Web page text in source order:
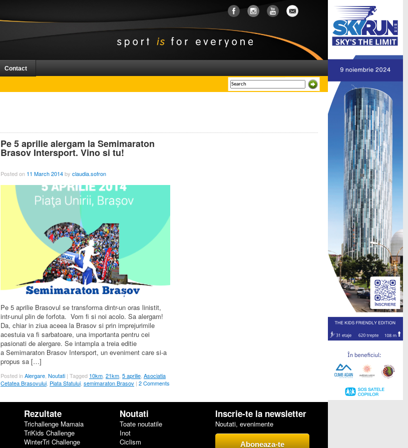
Contact
Pe 5 aprilie alergam la Semimaraton
Brasov Intersport. Vino si tu!
Posted on 11 March 2014by claudia.sofron
Pe 5 aprilie Brasovul se transforma dintr-un oras linistit,
intr-unul plin de forfota. Vom fi si noi acolo. Sa alergam!
Da, chiar in ziua aceea la Brasov si prin imprejurimile
acestuia va fi sarbatoare, una importanta pentru cei
pasionati de alergare. Se intampla a treia editie
a Semimaraton Brasov Intersport, un eveniment care si-a
propus sa […]
Posted inAlergare Noutati | Tagged 10km 21km 5 aprilie Asociatia
Cetatea Brasovului Piata Sfatului semimaraton Brasov | 2 Comments
Rezultate
Trichallenge Mamaia
TriKids Challenge
WinterTri Challenge
Noutati
Toate noutatile
Inot
Ciclism
Inscrie-te la newsletter
Noutati, evenimente
Aboneaza-te